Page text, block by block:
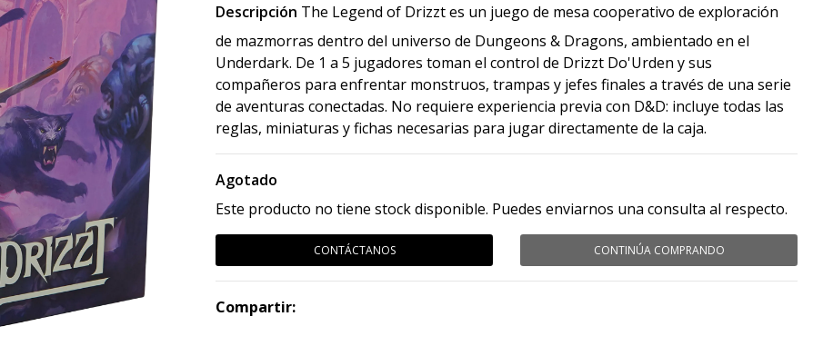
Descripción The Legend of Drizzt es un juego de mesa cooperativo de exploración
de mazmorras dentro del universo de Dungeons & Dragons, ambientado en el
Underdark. De 1 a 5 jugadores toman el control de Drizzt Do'Urden y sus
compañeros para enfrentar monstruos, trampas y jefes finales a través de una serie
de aventuras conectadas. No requiere experiencia previa con D&D: incluye todas las
reglas, miniaturas y fichas necesarias para jugar directamente de la caja.
Agotado
Este producto no tiene stock disponible. Puedes enviarnos una consulta al respecto.
CONTÁCTANOS CONTINÚA COMPRANDO
Compartir: